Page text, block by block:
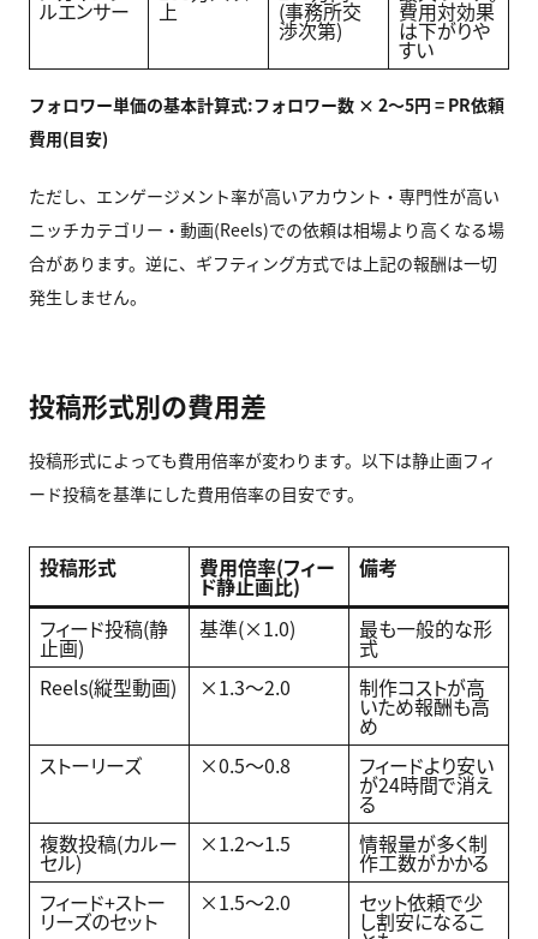
ルエンサー 上 (事務所交
渉次第)
費用対効果
は下がりや
すい
フォロワー単価の基本計算式:フォロワー数 × 2〜5円 = PR依頼
費用(目安)
ただし、エンゲージメント率が高いアカウント・専門性が高い
ニッチカテゴリー・動画(Reels)での依頼は相場より高くなる場
合があります。逆に、ギフティング方式では上記の報酬は一切
発生しません。
投稿形式別の費用差
投稿形式によっても費用倍率が変わります。以下は静止画フィ
ード投稿を基準にした費用倍率の目安です。
投稿形式 費用倍率(フィー
ド静止画比)
備考
フィード投稿(静
止画)
基準(×1.0) 最も一般的な形
式
Reels(縦型動画)
×1.3〜2.0 制作コストが高
いため報酬も高
め
ストーリーズ
×0.5〜0.8 フィードより安い
が24時間で消え
る
複数投稿(カルー
セル)
×1.2〜1.5 情報量が多く制
作工数がかかる
フィード+ストー
リーズのセット
×1.5〜2.0 セット依頼で少
し割安になるこ